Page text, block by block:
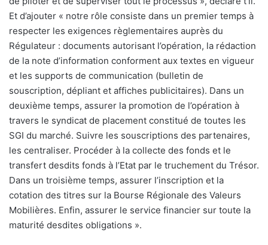
Et d’ajouter « notre rôle consiste dans un premier temps à
respecter les exigences règlementaires auprès du
Régulateur : documents autorisant l’opération, la rédaction
de la note d’information conforment aux textes en vigueur
et les supports de communication (bulletin de
souscription, dépliant et affiches publicitaires). Dans un
deuxième temps, assurer la promotion de l’opération à
travers le syndicat de placement constitué de toutes les
SGI du marché. Suivre les souscriptions des partenaires,
les centraliser. Procéder à la collecte des fonds et le
transfert desdits fonds à l’Etat par le truchement du Trésor.
Dans un troisième temps, assurer l’inscription et la
cotation des titres sur la Bourse Régionale des Valeurs
Mobilières. Enfin, assurer le service financier sur toute la
maturité desdites obligations ».